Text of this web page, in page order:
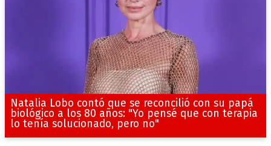
Natalia Lobo contó que se reconcilió con su papá
biológico a los 80 años: "Yo pensé que con terapia
lo tenía solucionado, pero no"